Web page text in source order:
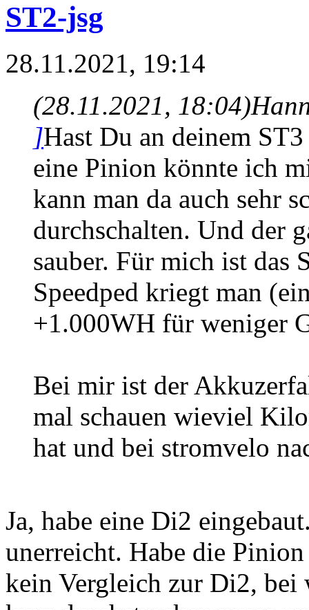
ST2-jsg
28.11.2021, 19:14
(28.11.2021, 18:04)
]Hast Du an deinem
eine Pinion könnte ich
kann man da auch sehr
durchschalten. Und der
sauber. Für mich ist das
Speedped kriegt man
+1.000WH für weniger
Bei mir ist der
mal schauen wieviel
hat und bei stromvelo
Ja, habe eine Di2
unerreicht. Habe die
kein Vergleich zur Di2, bei